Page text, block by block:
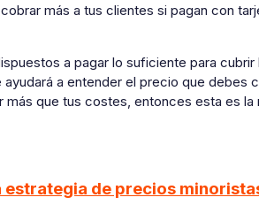
más a tus clientes si pagan con
a pagar lo suficiente para
a entender el precio que debes
que tus costes, entonces esta es
de precios